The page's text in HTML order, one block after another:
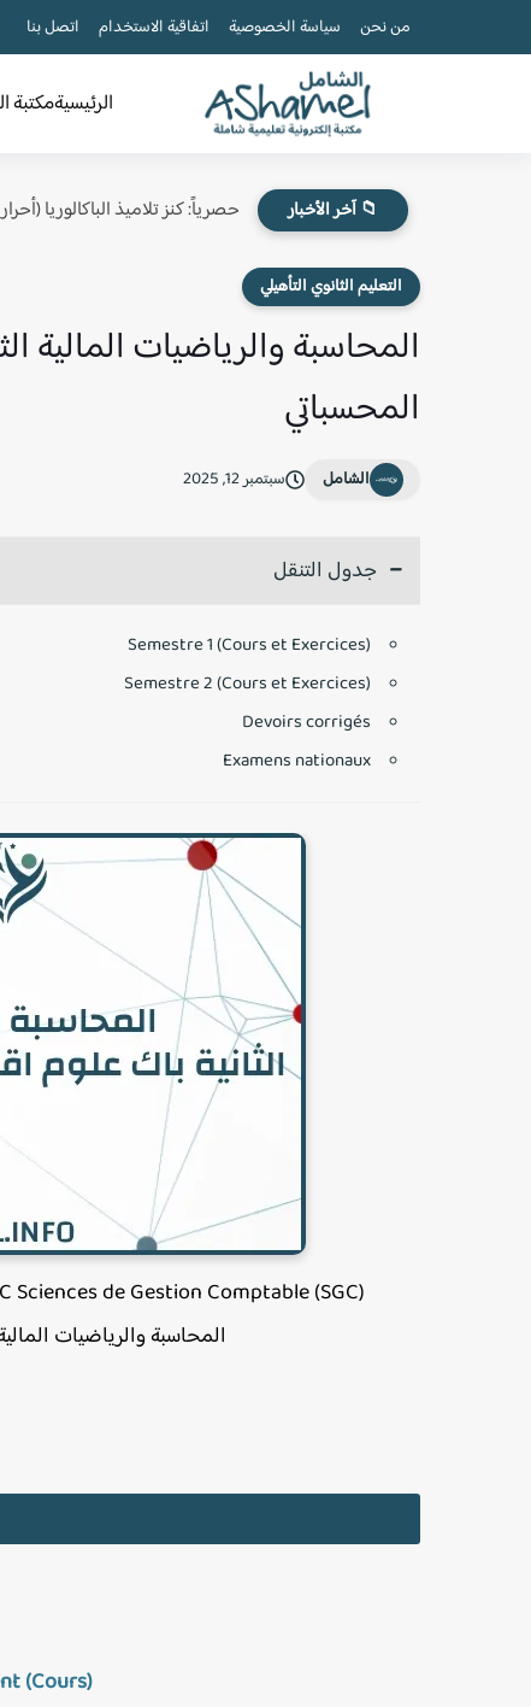
من نحن سياسة الخصوصية اتفاقية الاستخدام اتصل بنا
الرئيسيةمكتبة
📁 آخر الأخبار حصرياً: كنز تلاميذ الباكالوريا
التعليم الثانوي التأهيلي
المحاسبة والرياضيات المالية
المحسباتي
الشامل سبتمبر 12, 2025
جدول التنقل
Semestre 1 (Cours et Exercices)
Semestre 2 (Cours et Exercices)
Devoirs corrigés
Examens nationaux
de Gestion Comptable (SGC)
المحاسبة والرياضيات
(Cours)